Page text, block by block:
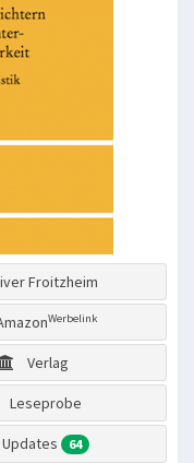
Froitzheim
Werbelink
Verlag
64